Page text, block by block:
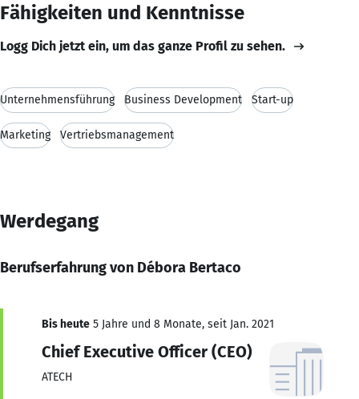
Fähigkeiten und Kenntnisse
Logg Dich jetzt ein, um das ganze Profil zu sehen.
Unternehmensführung Business Development Start-up
Marketing Vertriebsmanagement
Werdegang
Berufserfahrung von Débora Bertaco
Bis heute 5 Jahre und 8 Monate, seit Jan. 2021
Chief Executive Officer (CEO)
ATECH